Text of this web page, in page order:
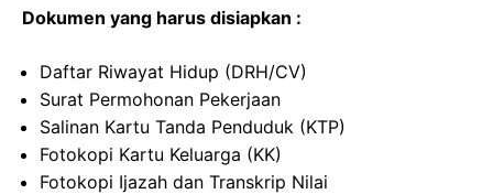
Dokumen yang harus disiapkan :
Daftar Riwayat Hidup (DRH/CV)
Surat Permohonan Pekerjaan
Salinan Kartu Tanda Penduduk (KTP)
Fotokopi Kartu Keluarga (KK)
Fotokopi Ijazah dan Transkrip Nilai